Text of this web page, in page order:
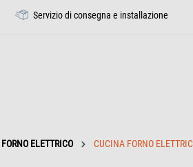
Servizio di consegna e installazione
ELETTRICO CUCINA FORNO